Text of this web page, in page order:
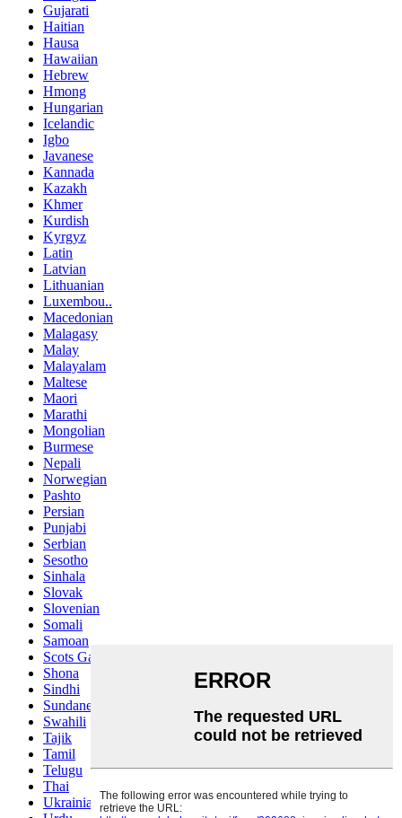
Gujarati
Haitian
Hausa
Hawaiian
Hebrew
Hmong
Hungarian
Icelandic
Igbo
Javanese
Kannada
Kazakh
Khmer
Kurdish
Kyrgyz
Latin
Latvian
Lithuanian
Luxembou..
Macedonian
Malagasy
Malay
Malayalam
Maltese
Maori
Marathi
Mongolian
Burmese
Nepali
Norwegian
Pashto
Persian
Punjabi
Serbian
Sesotho
Sinhala
Slovak
Slovenian
Somali
Samoan
Scots Gaelic
Shona
Sindhi
Sundanese
Swahili
Tajik
Tamil
Telugu
Thai
Ukrainian